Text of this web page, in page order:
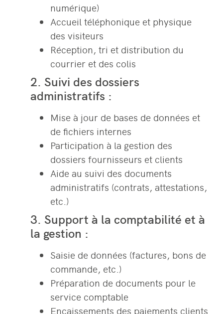
numérique)
Accueil téléphonique et physique
des visiteurs
Réception, tri et distribution du
courrier et des colis
2. Suivi des dossiers
administratifs :
Mise à jour de bases de données et
de fichiers internes
Participation à la gestion des
dossiers fournisseurs et clients
Aide au suivi des documents
administratifs (contrats, attestations,
etc.)
3. Support à la comptabilité et à
la gestion :
Saisie de données (factures, bons de
commande, etc.)
Préparation de documents pour le
service comptable
Encaissements des paiements clients